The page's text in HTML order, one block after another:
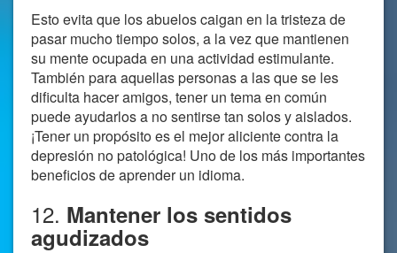
Esto evita que los abuelos caigan en la tristeza de
pasar mucho tiempo solos, a la vez que mantienen
su mente ocupada en una actividad estimulante.
También para aquellas personas a las que se les
dificulta hacer amigos, tener un tema en común
puede ayudarlos a no sentirse tan solos y aislados.
¡Tener un propósito es el mejor aliciente contra la
depresión no patológica! Uno de los más importantes
beneficios de aprender un idioma.
12. Mantener los sentidos
agudizados